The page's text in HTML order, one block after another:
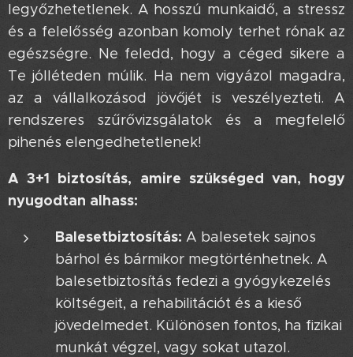
legyőzhetetlenek. A hosszú munkaidő, a stressz
és a felelősség azonban komoly terhet rónak az
egészségre. Ne feledd, hogy a céged sikere a
Te jólléteden múlik. Ha nem vigyázol magadra,
az a vállalkozásod jövőjét is veszélyezteti. A
rendszeres szűrővizsgálatok és a megfelelő
pihenés elengedhetetlenek!
A 3+1 biztosítás, amire szükséged van, hogy
nyugodtan alhass:
Balesetbiztosítás: A balesetek sajnos
bárhol és bármikor megtörténhetnek. A
balesetbiztosítás fedezi a gyógykezelés
költségeit, a rehabilitációt és a kieső
jövedelmedet. Különösen fontos, ha fizikai
munkát végzel, vagy sokat utazol.